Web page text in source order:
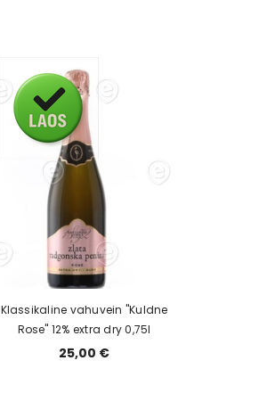
Klassikaline vahuvein "Kuldne
Rose" 12% extra dry 0,75l
25,00 €